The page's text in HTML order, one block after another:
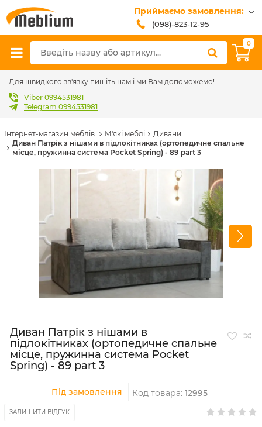
Приймаємо замовлення:
(098)-823-12-95
(099)-608-42-32
(093)-618-62-02
sales@meblium.com.ua
0
Для швидкого зв'язку пишіть нам і ми Вам допоможемо!
Viber 0994531981
Telegram 0994531981
Інтернет-магазин меблів М'які меблі
Дивани
Диван Патрік з нішами в підлокітниках (ортопедичне спальне
місце, пружинна система Pocket Spring) - 89 part 3
Диван Патрік з нішами в
підлокітниках (ортопедичне спальне
місце, пружинна система Pocket
Spring) - 89 part 3
Під замовлення Код товара: 12995
ЗАЛИШИТИ ВІДГУК